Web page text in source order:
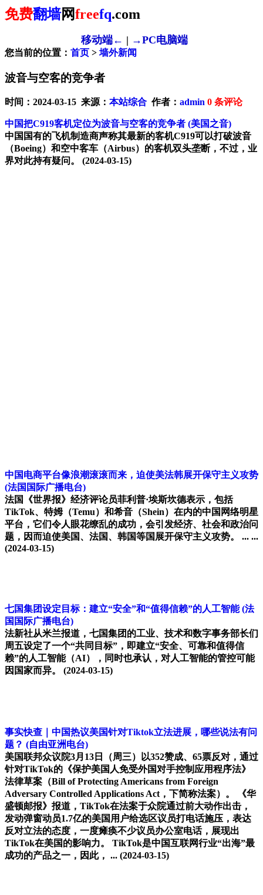
免费翻墙网freefq.com
移动端← | →PC电脑端
您当前的位置： 首页 > 墙外新闻
波音与空客的竞争者
时间：2024-03-15 来源： 本站综合 作者： admin 0 条评论
中国把C919客机定位为波音与空客的竞争者 (美国之音)
中国国有的飞机制造商声称其最新的客机C919可以打破波音
（Boeing）和空中客车（Airbus）的客机双头垄断，不过，业
界对此持有疑问。
(2024-03-15)
中国电商平台像浪潮滚滚而来，迫使美法韩展开保守主义攻势
(法国国际广播电台)
法国《世界报》经济评论员菲利普·埃斯坎德表示，包括
TikTok、特姆（Temu）和希音（Shein）在内的中国网络明星
平台，它们令人眼花缭乱的成功，会引发经济、社会和政治问
题，因而迫使美国、法国、韩国等国展开保守主义攻势。 ... ...
(2024-03-15)
七国集团设定目标：建立“安全”和“值得信赖”的人工智能 (法
国国际广播电台)
法新社从米兰报道，七国集团的工​​业、技术和数字事务部长们
周五设定了一个“共同目标”，即建立“安全、可靠和值得信
赖”的人工智能（AI），同时也承认，对人工智能的管控可能
因国家而异。 (2024-03-15)
事实快查｜中国热议美国针对Tiktok立法进展，哪些说法有问
题？ (自由亚洲电台)
美国联邦众议院3月13日（周三）以352赞成、65票反对，通过
针对TikTok的《保护美国人免受外国对手控制应用程序法》
法律草案（Bill of Protecting Americans from Foreign
Adversary Controlled Applications Act，下简称法案）。 《华
盛顿邮报》报道，TikTok在法案于众院通过前大动作出击，
发动弹窗动员1.7亿的美国用户给选区议员打电话施压，表达
反对立法的态度，一度瘫痪不少议员办公室电话，展现出
TikTok在美国的影响力。 TikTok是中国互联网行业“出海”最
成功的产品之一，因此， ... (2024-03-15)